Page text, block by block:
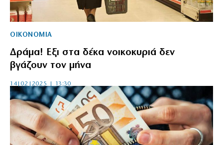
ΟΙΚΟΝΟΜΙΑ
Δράμα! Εξι στα δέκα νοικοκυριά δεν
βγάζουν τον μήνα
14|02|2025 | 13:30